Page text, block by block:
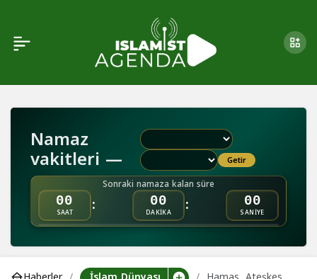
Namaz
vakitleri — Getir
Sonraki namaza kalan süre
00
SAAT : 00
DAKİKA : 00
SANİYE
Önerisine Olumlu Yanıt